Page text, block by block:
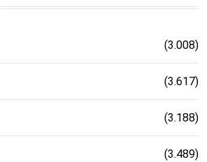
(3.008)
(3.617)
(3.188)
(3.489)